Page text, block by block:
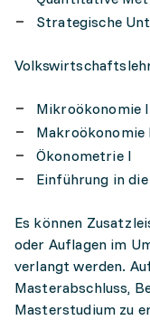
Strategische
Mikroökonomie I
Makroökonomie
Ökonometrie I
Einführung in
Es können
oder Auflagen im
verlangt werden.
Masterabschluss,
Masterstudium zu